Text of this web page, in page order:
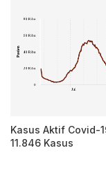
Kasus Aktif Covid-
11.846 Kasus